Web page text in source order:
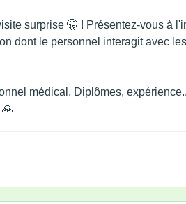
surprise 🤫 ! Présentez-vous à
dont le personnel interagit avec
médical. Diplômes,